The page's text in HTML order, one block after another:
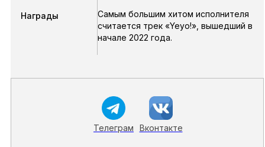
Награды
Самым большим хитом исполнителя
считается трек «Yeyo!», вышедший в
начале 2022 года.
Телеграм Вконтакте